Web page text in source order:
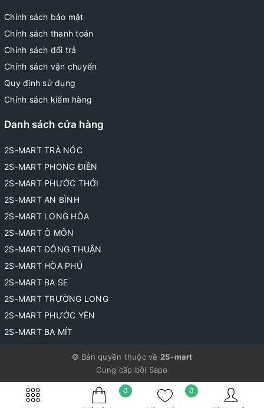
0 0
Chính sách bảo mật
Chính sách thanh toán
Chính sách đổi trả
Chính sách vận chuyển
Quy định sử dụng
Chính sách kiểm hàng
Danh sách cửa hàng
2S-MART TRÀ NÓC
2S-MART PHONG ĐIỀN
2S-MART PHƯỚC THỚI
2S-MART AN BÌNH
2S-MART LONG HÒA
2S-MART Ô MÔN
2S-MART ĐÔNG THUẬN
2S-MART HÒA PHÚ
2S-MART BA SE
2S-MART TRƯỜNG LONG
2S-MART PHƯỚC YÊN
2S-MART BA MÍT
© Bản quyền thuộc về 2S-mart
Cung cấp bởi Sapo